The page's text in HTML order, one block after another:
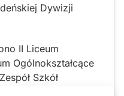
Dywizji
II Liceum
Ogólnokształcące
Szkół